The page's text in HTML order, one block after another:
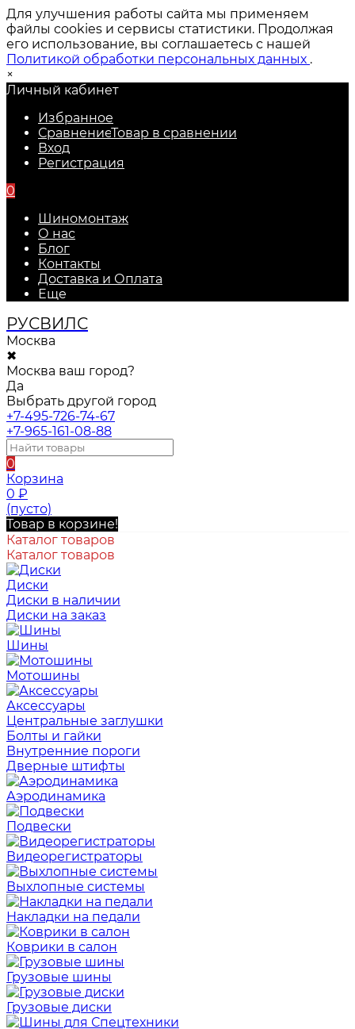
Для улучшения работы сайта мы применяем
файлы cookies и сервисы статистики. Продолжая
его использование, вы соглашаетесь с нашей
Политикой обработки персональных данных .
×
Личный кабинет
Избранное
СравнениеТовар в сравнении
Вход
Регистрация
0
Шиномонтаж
О нас
Блог
Контакты
Доставка и Оплата
Еще
РУСВИЛС
Москва
✖
Москва ваш город?
Да
Выбрать другой город
+7-495-726-74-67
+7-965-161-08-88
0
Корзина
0 ₽
(пусто)
Товар в корзине!
Каталог товаров
Каталог товаров
Диски
Диски в наличии
Диски на заказ
Шины
Мотошины
Аксессуары
Центральные заглушки
Болты и гайки
Внутренние пороги
Дверные штифты
Аэродинамика
Подвески
Видеорегистраторы
Выхлопные системы
Накладки на педали
Коврики в салон
Грузовые шины
Грузовые диски